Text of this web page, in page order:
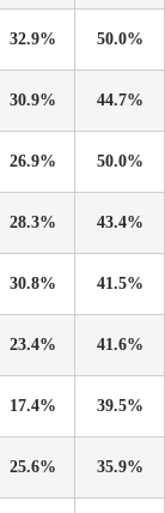
32.9% 50.0%
30.9% 44.7%
26.9% 50.0%
28.3% 43.4%
30.8% 41.5%
23.4% 41.6%
17.4% 39.5%
25.6% 35.9%